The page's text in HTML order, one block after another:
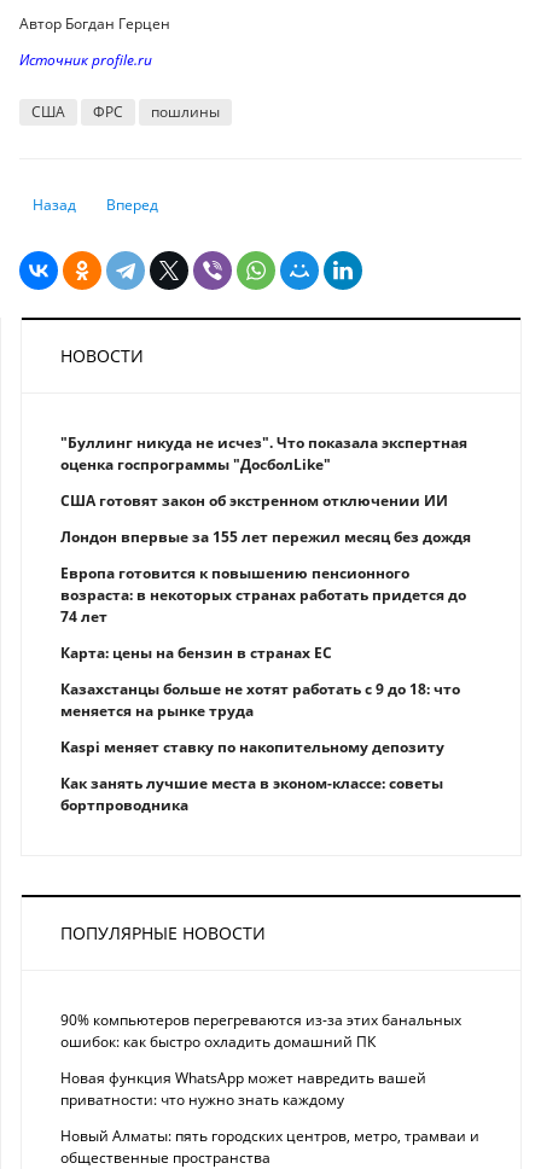
Автор Богдан Герцен
Источник profile.ru
США ФРС пошлины
Предыдущий: Почему учёные и бизнес говорят на разных языках
Назад Следующий: Пенсионные сбережения разрешили
Вперед
НОВОСТИ
"Буллинг никуда не исчез". Что показала экспертная
оценка госпрограммы "ДосболLike"
США готовят закон об экстренном отключении ИИ
Лондон впервые за 155 лет пережил месяц без дождя
Европа готовится к повышению пенсионного
возраста: в некоторых странах работать придется до
74 лет
Карта: цены на бензин в странах ЕС
Казахстанцы больше не хотят работать с 9 до 18: что
меняется на рынке труда
Kaspi меняет ставку по накопительному депозиту
Как занять лучшие места в эконом-классе: советы
бортпроводника
ПОПУЛЯРНЫЕ НОВОСТИ
90% компьютеров перегреваются из-за этих банальных
ошибок: как быстро охладить домашний ПК
Новая функция WhatsApp может навредить вашей
приватности: что нужно знать каждому
Новый Алматы: пять городских центров, метро, трамваи и
общественные пространства